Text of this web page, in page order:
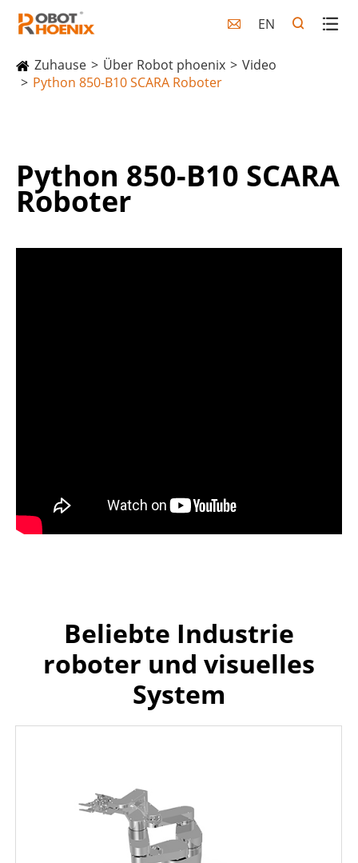
 EN
Zuhause Über Robot phoenix
Video
Python 850-B10 SCARA Roboter
Python 850-B10 SCARA
Roboter
Beliebte Industrie
roboter und visuelles
System